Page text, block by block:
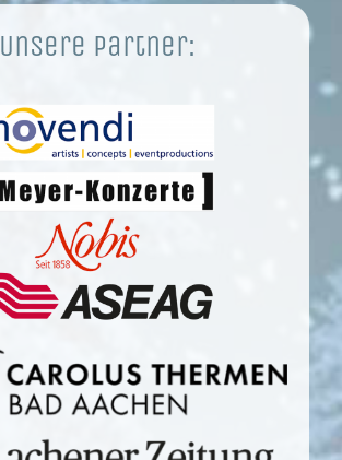
Unsere Partner: